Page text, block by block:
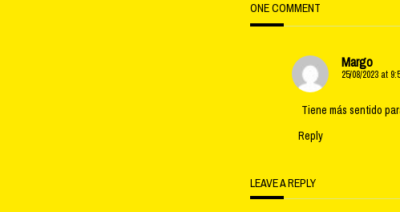
ONE COMMENT
Margo
25/08/2023 at
Tiene más sentido
Reply
LEAVE A REPLY